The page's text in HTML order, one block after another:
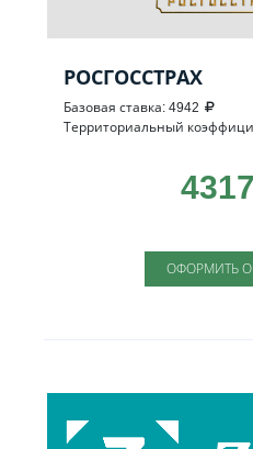
РОСГОССТРАХ
Базовая ставка: 4942
Территориальный
4317
ОФОРМИТЬ